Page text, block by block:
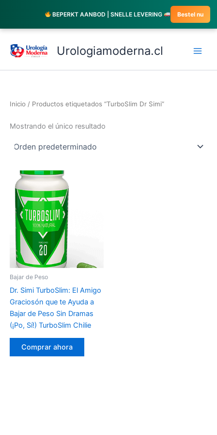
BEPERKT AANBOD | SNELLE LEVERING Bestel nu
contenido
Urologiamoderna.cl
Inicio / Productos etiquetados “TurboSlim Dr Simi”
Mostrando el único resultado
Bajar de Peso
Dr. Simi TurboSlim: El Amigo
Graciosón que te Ayuda a
Bajar de Peso Sin Dramas
(¡Po, Sí!) TurboSlim Chilie
Comprar ahora